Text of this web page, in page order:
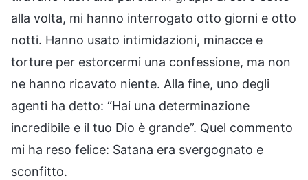
alla volta, mi hanno interrogato otto giorni e otto
notti. Hanno usato intimidazioni, minacce e
torture per estorcermi una confessione, ma non
ne hanno ricavato niente. Alla fine, uno degli
agenti ha detto: “Hai una determinazione
incredibile e il tuo Dio è grande”. Quel commento
mi ha reso felice: Satana era svergognato e
sconfitto.